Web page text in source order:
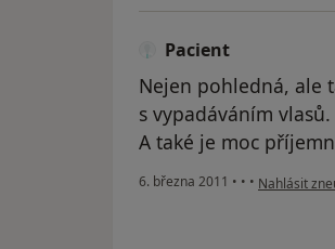
Pacient
Nejen pohledná, ale
s vypadáváním
A také je moc
6. března 2011 • • • podle
Nahlásit